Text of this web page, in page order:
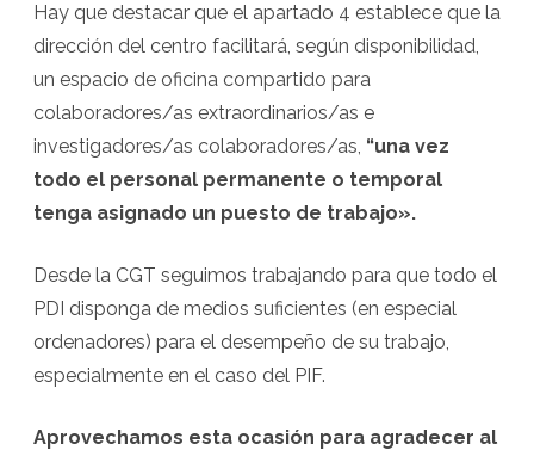
Hay que destacar que el apartado 4 establece que la
dirección del centro facilitará, según disponibilidad,
un espacio de oficina compartido para
colaboradores/as extraordinarios/as e
investigadores/as colaboradores/as, “una vez
todo el personal permanente o temporal
tenga asignado un puesto de trabajo».
Desde la CGT seguimos trabajando para que todo el
PDI disponga de medios suficientes (en especial
ordenadores) para el desempeño de su trabajo,
especialmente en el caso del PIF.
Aprovechamos esta ocasión para agradecer al